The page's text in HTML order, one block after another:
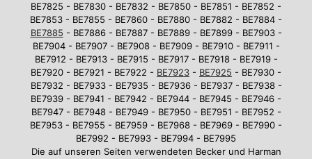
BE7825 - BE7830 - BE7832 - BE7850 - BE7851 - BE7852 -
BE7853 - BE7855 - BE7860 - BE7880 - BE7882 - BE7884 -
BE7885 - BE7886 - BE7887 - BE7889 - BE7899 - BE7903 -
BE7904 - BE7907 - BE7908 - BE7909 - BE7910 - BE7911 -
BE7912 - BE7913 - BE7915 - BE7917 - BE7918 - BE7919 -
BE7920 - BE7921 - BE7922 - BE7923 - BE7925 - BE7930 -
BE7932 - BE7933 - BE7935 - BE7936 - BE7937 - BE7938 -
BE7939 - BE7941 - BE7942 - BE7944 - BE7945 - BE7946 -
BE7947 - BE7948 - BE7949 - BE7950 - BE7951 - BE7952 -
BE7953 - BE7955 - BE7959 - BE7968 - BE7969 - BE7990 -
BE7992 - BE7993 - BE7994 - BE7995
Die auf unseren Seiten verwendeten Becker und Harman